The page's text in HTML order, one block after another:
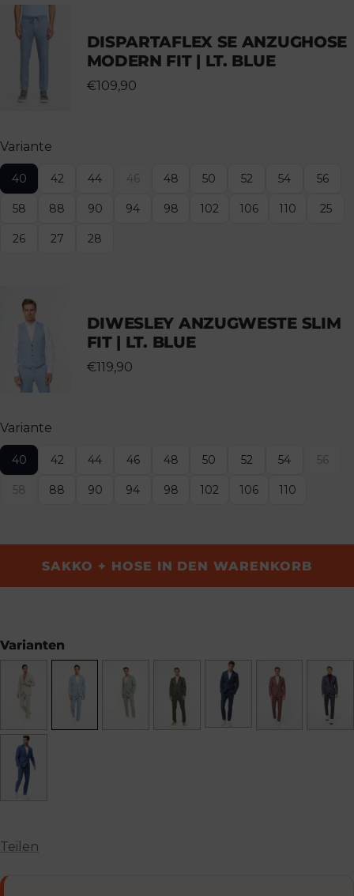
DISPARTAFLEX SE ANZUGHOSE
MODERN FIT | LT. BLUE
€109,90
Variante
40 42 44 46 48 50 52 54 56
58 88 90 94 98 102 106 110 25
26 27 28
DIWESLEY ANZUGWESTE SLIM
FIT | LT. BLUE
€119,90
Variante
40 42 44 46 48 50 52 54 56
58 88 90 94 98 102 106 110
SAKKO + HOSE IN DEN WARENKORB
Varianten
Teilen